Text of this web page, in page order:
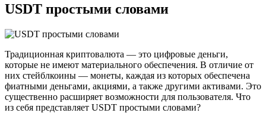
USDT простыми словами
Традиционная криптовалюта — это цифровые деньги,
которые не имеют материального обеспечения. В отличие от
них стейблкоины — монеты, каждая из которых обеспечена
фиатными деньгами, акциями, а также другими активами. Это
существенно расширяет возможности для пользователя. Что
из себя представляет USDT простыми словами?